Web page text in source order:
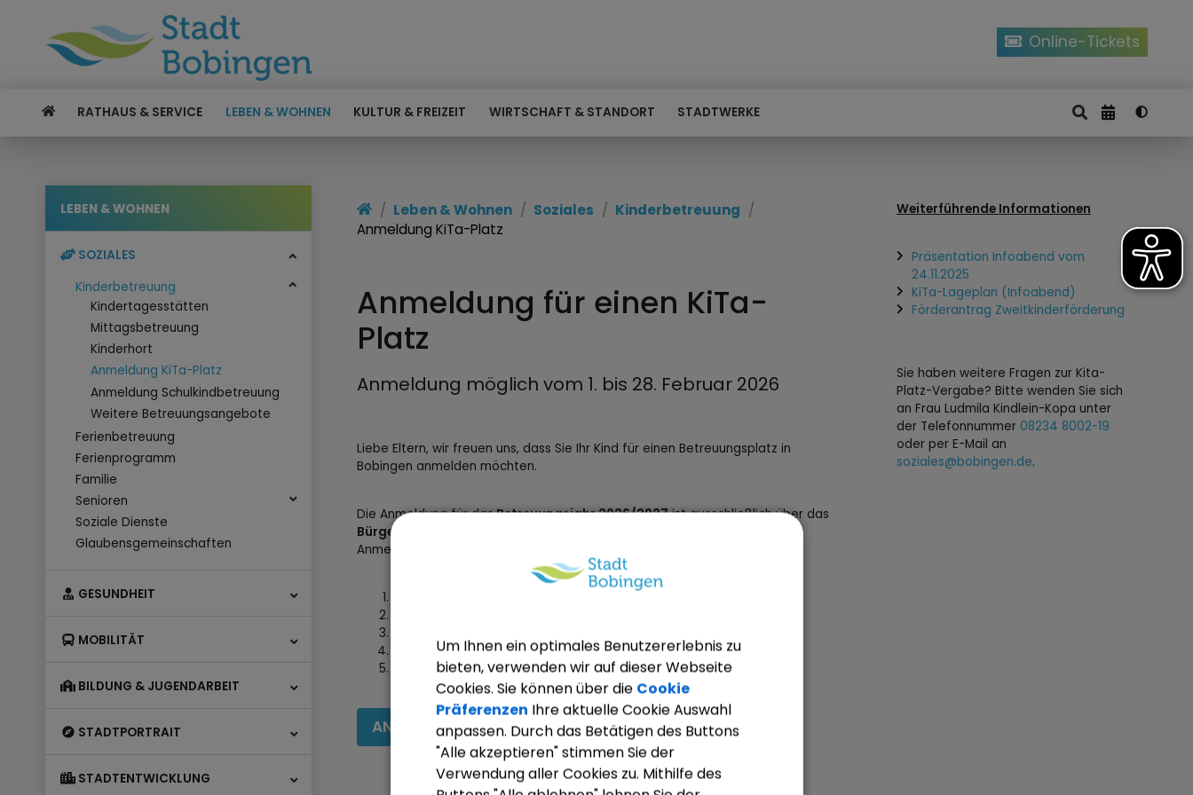
Online-Tickets
RATHAUS & SERVICE LEBEN & WOHNEN KULTUR & FREIZEIT WIRTSCHAFT & STANDORT STADTWERKE
LEBEN & WOHNEN
SOZIALES
Kinderbetreuung
Kindertagesstätten
Mittagsbetreuung
Kinderhort
Anmeldung KiTa-Platz
Anmeldung Schulkindbetreuung
Weitere Betreuungsangebote
Ferienbetreuung
Ferienprogramm
Familie
Senioren
Soziale Dienste
Glaubensgemeinschaften
GESUNDHEIT
MOBILITÄT
BILDUNG & JUGENDARBEIT
STADTPORTRAIT
STADTENTWICKLUNG
Leben & Wohnen Soziales
Kinderbetreuung
Anmeldung KiTa-Platz
Anmeldung für einen KiTa-
Platz
Anmeldung möglich vom 1. bis 28. Februar 2026
Liebe Eltern, wir freuen uns, dass Sie Ihr Kind für einen Betreuungsplatz in
Bobingen anmelden möchten.
Die Anmeldung für dasBetreuungsjahr 2026/2027ist ausschließlich über das
Bürgerserviceportal
Anmeldeverfahren:
Bestätigung der Eltern über Platzzusage bis zum 02.04.2026
Vertragsunterzeichnung darauffolgende Wochen
ANMELDUNG KITA-PLATZ
Weiterführende Informationen
Präsentation Infoabend vom
24.11.2025
KiTa-Lageplan (Infoabend)
Förderantrag Zweitkinderförderung
Sie haben weitere Fragen zur Kita-
Platz-Vergabe? Bitte wenden Sie sich
an Frau Ludmila Kindlein-Kopa unter
der Telefonnummer 08234 8002-19
oder per E-Mail an
soziales@bobingen.de.
Um Ihnen ein optimales Benutzererlebnis zu
bieten, verwenden wir auf dieser Webseite
Cookies. Sie können über die Cookie
Präferenzen Ihre aktuelle Cookie Auswahl
anpassen. Durch das Betätigen des Buttons
"Alle akzeptieren" stimmen Sie der
Verwendung aller Cookies zu. Mithilfe des